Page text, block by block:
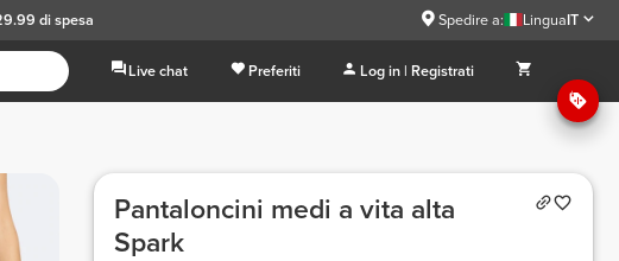
di spesa Spedire a: LinguaIT
Live chat Preferiti Log in | Registrati
Pantaloncini medi a vita alta
Spark